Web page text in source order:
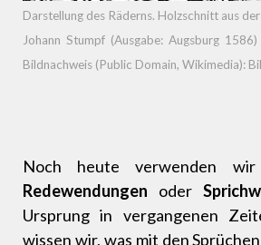
Darstellung des Räderns. Holzschnitt aus
Johann Stumpf (Ausgabe: Augsburg
Bildnachweis (Public Domain, Wikimedia):
Noch heute verwenden
Redewendungen oder
Ursprung in vergangenen
wissen wir, was mit den